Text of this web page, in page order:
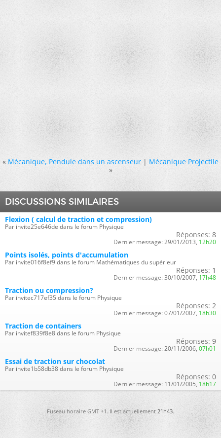
« Mécanique, Pendule dans un ascenseur|Mécanique Projectile
»
DISCUSSIONS SIMILAIRES
Flexion ( calcul de traction et compression)
Par invite25e646de dans le forum Physique
Réponses: 8
Dernier message: 29/01/2013, 12h20
Points isolés, points d'accumulation
Par invite016f8ef9 dans le forum Mathématiques du supérieur
Réponses: 1
Dernier message: 30/10/2007, 17h48
Traction ou compression?
Par invitec717ef35 dans le forum Physique
Réponses: 2
Dernier message: 07/01/2007, 18h30
Traction de containers
Par invitef839f8e8 dans le forum Physique
Réponses: 9
Dernier message: 20/11/2006, 07h01
Essai de traction sur chocolat
Par invite1b58db38 dans le forum Physique
Réponses: 0
Dernier message: 11/01/2005, 18h17
Fuseau horaire GMT +1. Il est actuellement21h43.